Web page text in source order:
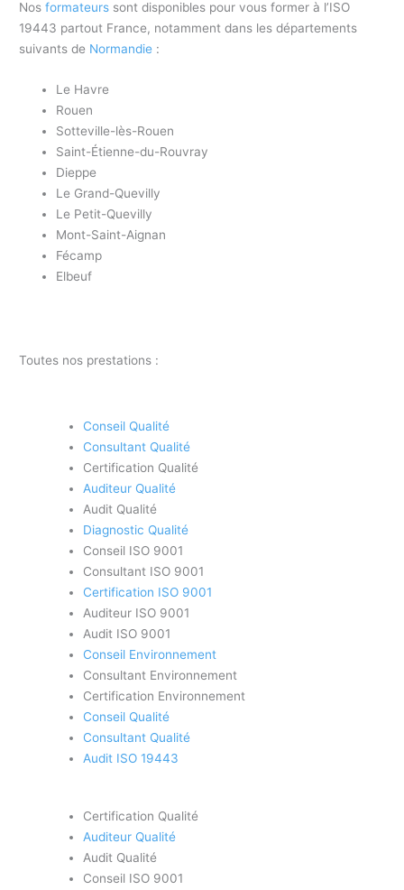
Nosformateurs sont disponibles pour vous former à l’ISO
19443 partout France, notamment dans les départements
suivants de Normandie :
Le Havre
Rouen
Sotteville-lès-Rouen
Saint-Étienne-du-Rouvray
Dieppe
Le Grand-Quevilly
Le Petit-Quevilly
Mont-Saint-Aignan
Fécamp
Elbeuf
Toutes nos prestations :
Conseil Qualité
Consultant Qualité
Certification Qualité
Auditeur Qualité
Audit Qualité
Diagnostic Qualité
Conseil ISO 9001
Consultant ISO 9001
Certification ISO 9001
Auditeur ISO 9001
Audit ISO 9001
Conseil Environnement
Consultant Environnement
Certification Environnement
Conseil Qualité
Consultant Qualité
Audit ISO 19443
Certification Qualité
Auditeur Qualité
Audit Qualité
Conseil ISO 9001